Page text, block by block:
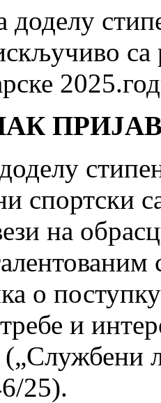
доделу
са
спортски
на
о
и
25).